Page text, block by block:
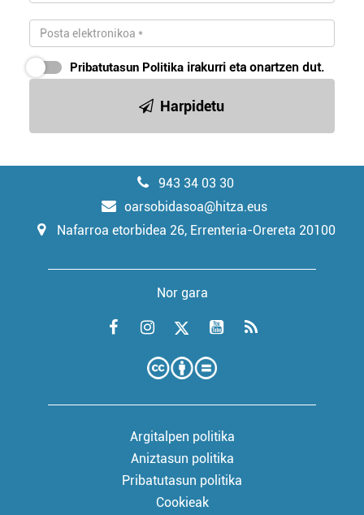
Pribatutasun Politika irakurri eta onartzen dut.
Harpidetu
943 34 03 30
oarsobidasoa@hitza.eus
Nafarroa etorbidea 26, Errenteria-Orereta 20100
Nor gara
Argitalpen politika
Aniztasun politika
Pribatutasun politika
Cookieak